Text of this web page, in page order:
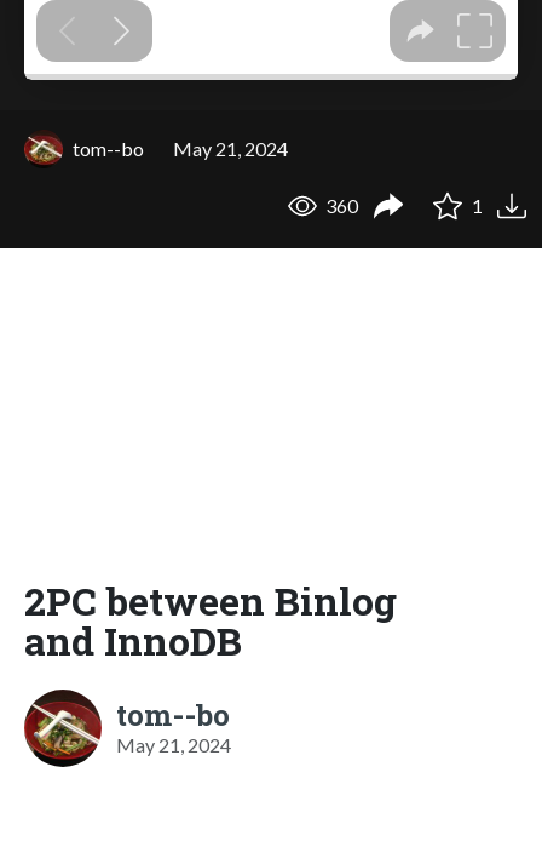
tom--bo May 21, 2024
360 1
2PC between Binlog
and InnoDB
tom--bo
May 21, 2024